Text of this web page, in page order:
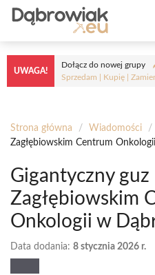
Przejdź
treści
UWAGA!
Dołącz do nowej grupy
Sprzedam | Kupię |
Strona główna / Wiadomości /
Zagłębiowskim Centrum
Gigantyczny
Zagłębiowskim
Onkologii w
Data dodania: 8 stycznia 2026 r.